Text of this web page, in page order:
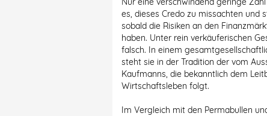
es, dieses Credo zu missachten und
sobald die Risiken an den
haben. Unter rein verkäuferischen
falsch. In einem
steht sie in der Tradition der vom
Kaufmanns, die bekanntlich dem
Wirtschaftsleben folgt.
Im Vergleich mit den Permabullen